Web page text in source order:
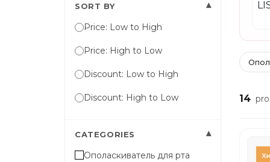
SORT BY ▾
Price: Low to High
Price: High to Low
Discount: Low to High
Discount: High to Low
CATEGORIES ▾
Ополаскиватель для рта
14